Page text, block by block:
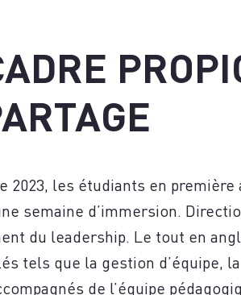
2023, les étudiants en première
semaine d’immersion.
du leadership. Le tout en
tels que la gestion d’équipe,
de l’équipe